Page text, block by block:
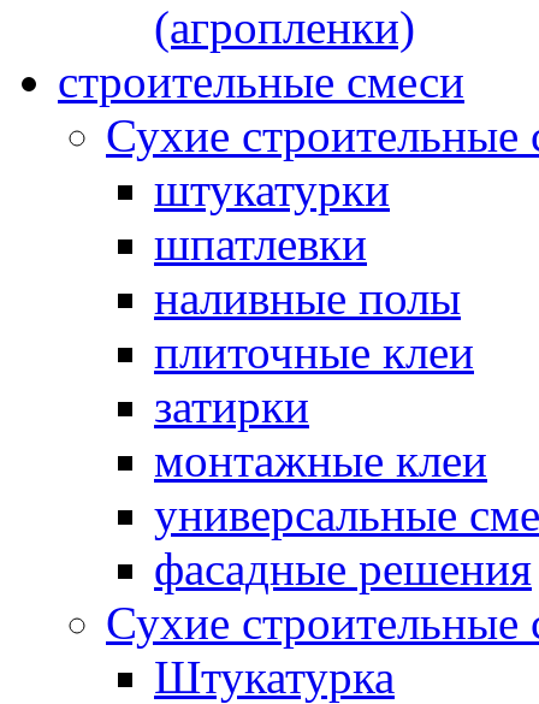
(агропленки)
строительные смеси
Сухие строительные
штукатурки
шпатлевки
наливные полы
плиточные клеи
затирки
монтажные клеи
универсальные
фасадные решения
Сухие
Штукатурка